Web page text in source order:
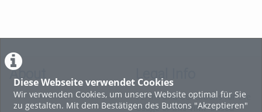
Diese Webseite verwendet Cookies
Wir verwenden Cookies, um unsere Website optimal für Sie
zu gestalten. Mit dem Bestätigen des Buttons "Akzeptieren"
About Legal Info
Terms and Conditions for the
Usage of this ViMP based